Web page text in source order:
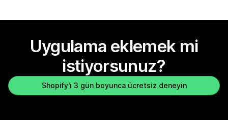
Uygulama eklemek mi
istiyorsunuz?
Shopify'ı 3 gün boyunca ücretsiz deneyin